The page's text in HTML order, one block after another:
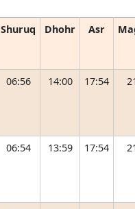
Shuruq Dhohr Asr
06:56 14:00 17:54
06:54 13:59 17:54